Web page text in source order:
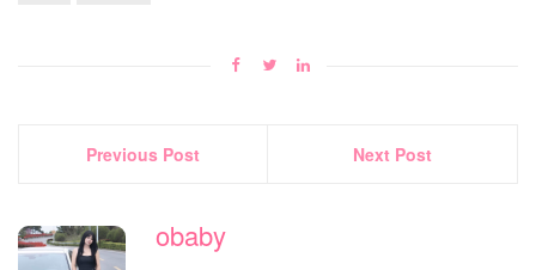
Previous Post Next Post
obaby